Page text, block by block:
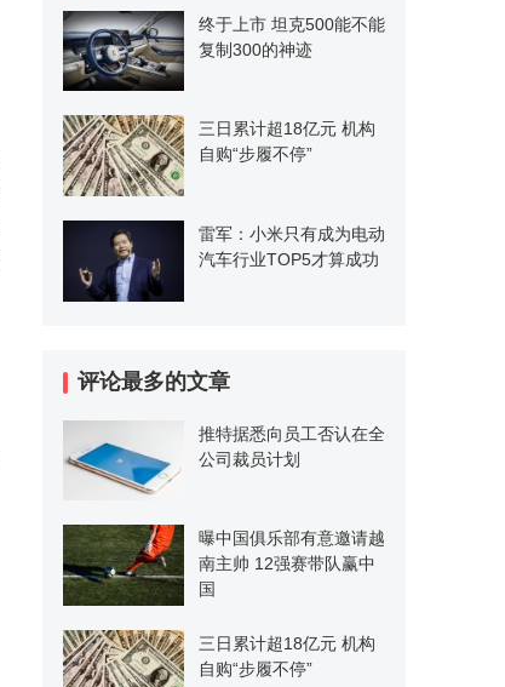
终于上市 坦克500能不能
复制300的神迹
三日累计超18亿元 机构
自购“步履不停”
雷军：小米只有成为电动
汽车行业TOP5才算成功
评论最多的文章
推特据悉向员工否认在全
公司裁员计划
曝中国俱乐部有意邀请越
南主帅 12强赛带队赢中
国
三日累计超18亿元 机构
自购“步履不停”